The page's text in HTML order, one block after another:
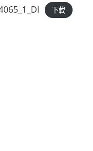
下載